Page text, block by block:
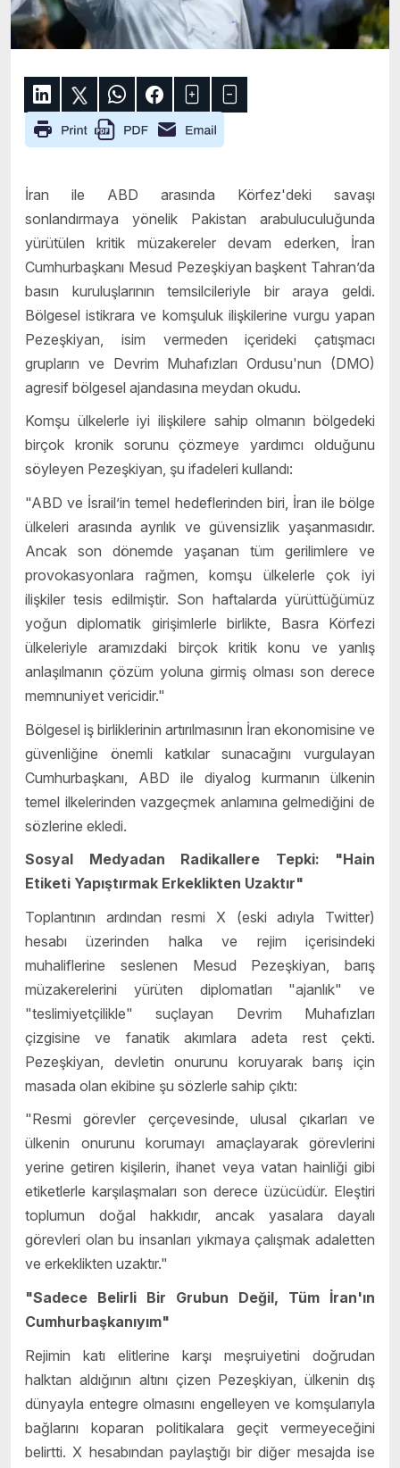
İran ile ABD arasında Körfez'deki savaşı
sonlandırmaya yönelik Pakistan arabuluculuğunda
yürütülen kritik müzakereler devam ederken, İran
Cumhurbaşkanı Mesud Pezeşkiyan başkent Tahran’da
basın kuruluşlarının temsilcileriyle bir araya geldi.
Bölgesel istikrara ve komşuluk ilişkilerine vurgu yapan
Pezeşkiyan, isim vermeden içerideki çatışmacı
grupların ve Devrim Muhafızları Ordusu'nun (DMO)
agresif bölgesel ajandasına meydan okudu.
Komşu ülkelerle iyi ilişkilere sahip olmanın bölgedeki
birçok kronik sorunu çözmeye yardımcı olduğunu
söyleyen Pezeşkiyan, şu ifadeleri kullandı:
"ABD ve İsrail’in temel hedeflerinden biri, İran ile bölge
ülkeleri arasında ayrılık ve güvensizlik yaşanmasıdır.
Ancak son dönemde yaşanan tüm gerilimlere ve
provokasyonlara rağmen, komşu ülkelerle çok iyi
ilişkiler tesis edilmiştir. Son haftalarda yürüttüğümüz
yoğun diplomatik girişimlerle birlikte, Basra Körfezi
ülkeleriyle aramızdaki birçok kritik konu ve yanlış
anlaşılmanın çözüm yoluna girmiş olması son derece
memnuniyet vericidir."
Bölgesel iş birliklerinin artırılmasının İran ekonomisine ve
güvenliğine önemli katkılar sunacağını vurgulayan
Cumhurbaşkanı, ABD ile diyalog kurmanın ülkenin
temel ilkelerinden vazgeçmek anlamına gelmediğini de
sözlerine ekledi.
Sosyal Medyadan Radikallere Tepki: "Hain
Etiketi Yapıştırmak Erkeklikten Uzaktır"
Toplantının ardından resmi X (eski adıyla Twitter)
hesabı üzerinden halka ve rejim içerisindeki
muhaliflerine seslenen Mesud Pezeşkiyan, barış
müzakerelerini yürüten diplomatları "ajanlık" ve
"teslimiyetçilikle" suçlayan Devrim Muhafızları
çizgisine ve fanatik akımlara adeta rest çekti.
Pezeşkiyan, devletin onurunu koruyarak barış için
masada olan ekibine şu sözlerle sahip çıktı:
"Resmi görevler çerçevesinde, ulusal çıkarları ve
ülkenin onurunu korumayı amaçlayarak görevlerini
yerine getiren kişilerin, ihanet veya vatan hainliği gibi
etiketlerle karşılaşmaları son derece üzücüdür. Eleştiri
toplumun doğal hakkıdır, ancak yasalara dayalı
görevleri olan bu insanları yıkmaya çalışmak adaletten
ve erkeklikten uzaktır."
"Sadece Belirli Bir Grubun Değil, Tüm İran'ın
Cumhurbaşkanıyım"
Rejimin katı elitlerine karşı meşruiyetini doğrudan
halktan aldığının altını çizen Pezeşkiyan, ülkenin dış
dünyayla entegre olmasını engelleyen ve komşularıyla
bağlarını koparan politikalara geçit vermeyeceğini
belirtti. X hesabından paylaştığı bir diğer mesajda ise